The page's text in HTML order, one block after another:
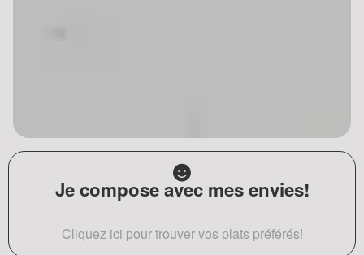
Je compose avec mes envies!
Cliquez ici pour trouver vos plats préférés!